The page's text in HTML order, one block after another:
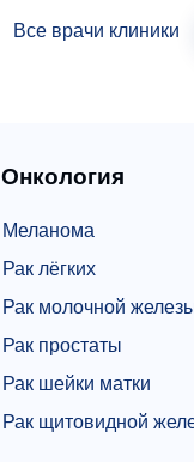
Все врачи клиники
Онкология
Меланома
Рак лёгких
Рак молочной
Рак простаты
Рак шейки матки
Рак щитовидной